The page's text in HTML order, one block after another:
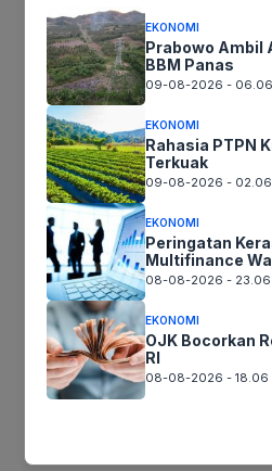
Pemkab Sukabumi Komitmen
kepada Pekerja Migran
BERITA DAERAH
Wakili Karawang Barat Santri
Juara 3 LMBKS Katagori MHQ
Muat lebih banyak
EKONOMI
Prabowo Ambil
BBM Panas
09-08-2026 - 06.06
EKONOMI
Rahasia PTPN
Terkuak
09-08-2026 - 02.06
EKONOMI
Peringatan
Multifinance
08-08-2026 - 23.06
EKONOMI
OJK Bocorkan
RI
08-08-2026 - 18.06